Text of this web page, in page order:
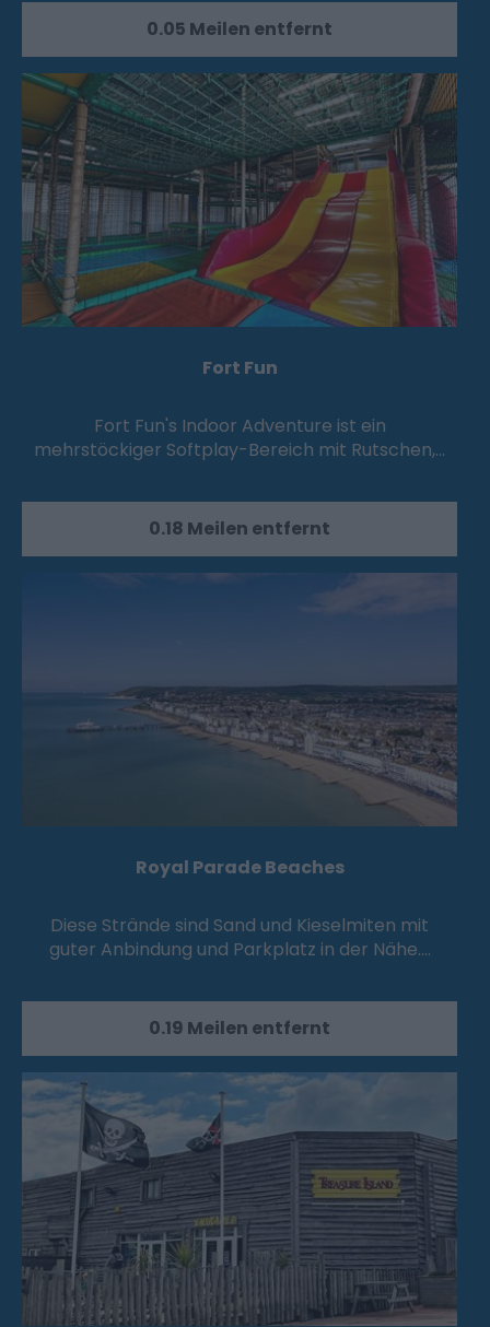
0.05 Meilen entfernt
Fort Fun
Fort Fun's Indoor Adventure ist ein
mehrstöckiger Softplay-Bereich mit Rutschen,…
0.18 Meilen entfernt
Royal Parade Beaches
Diese Strände sind Sand und Kieselmiten mit
guter Anbindung und Parkplatz in der Nähe.…
0.19 Meilen entfernt